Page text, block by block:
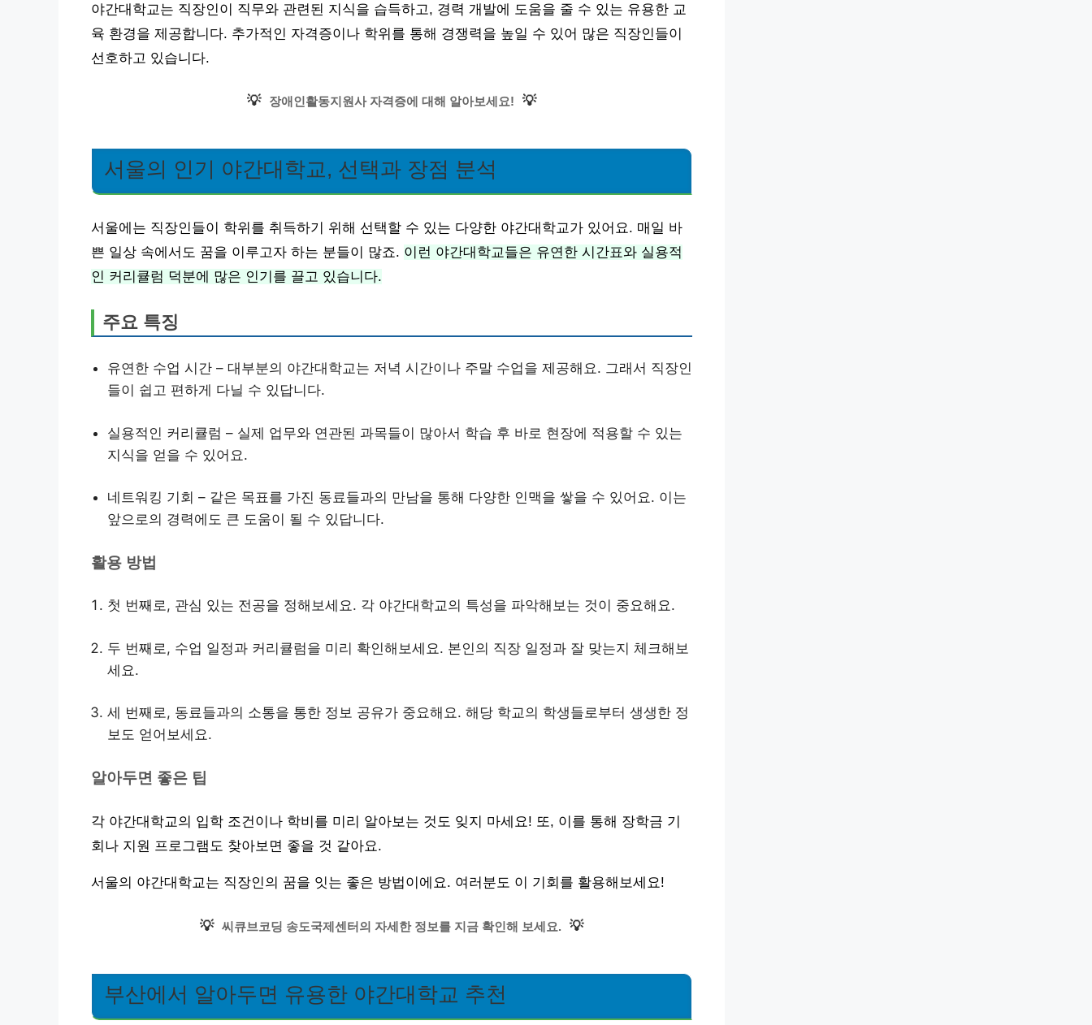
야간대학교는 직장인이 직무와 관련된 지식을 습득하고, 경력 개발에 도움을 줄 수 있는 유용한 교
육 환경을 제공합니다. 추가적인 자격증이나 학위를 통해 경쟁력을 높일 수 있어 많은 직장인들이
선호하고 있습니다.
💡 장애인활동지원사 자격증에 대해 알아보세요! 💡
서울의 인기 야간대학교, 선택과 장점 분석
서울에는 직장인들이 학위를 취득하기 위해 선택할 수 있는 다양한 야간대학교가 있어요. 매일 바
쁜 일상 속에서도 꿈을 이루고자 하는 분들이 많죠. 이런 야간대학교들은 유연한 시간표와 실용적
인 커리큘럼 덕분에 많은 인기를 끌고 있습니다.
주요 특징
유연한 수업 시간 – 대부분의 야간대학교는 저녁 시간이나 주말 수업을 제공해요. 그래서 직장인
들이 쉽고 편하게 다닐 수 있답니다.
실용적인 커리큘럼 – 실제 업무와 연관된 과목들이 많아서 학습 후 바로 현장에 적용할 수 있는
지식을 얻을 수 있어요.
네트워킹 기회 – 같은 목표를 가진 동료들과의 만남을 통해 다양한 인맥을 쌓을 수 있어요. 이는
앞으로의 경력에도 큰 도움이 될 수 있답니다.
활용 방법
첫 번째로, 관심 있는 전공을 정해보세요. 각 야간대학교의 특성을 파악해보는 것이 중요해요.
두 번째로, 수업 일정과 커리큘럼을 미리 확인해보세요. 본인의 직장 일정과 잘 맞는지 체크해보
세요.
세 번째로, 동료들과의 소통을 통한 정보 공유가 중요해요. 해당 학교의 학생들로부터 생생한 정
보도 얻어보세요.
알아두면 좋은 팁
각 야간대학교의 입학 조건이나 학비를 미리 알아보는 것도 잊지 마세요! 또, 이를 통해 장학금 기
회나 지원 프로그램도 찾아보면 좋을 것 같아요.
서울의 야간대학교는 직장인의 꿈을 잇는 좋은 방법이에요. 여러분도 이 기회를 활용해보세요!
💡 씨큐브코딩 송도국제센터의 자세한 정보를 지금 확인해 보세요. 💡
부산에서 알아두면 유용한 야간대학교 추천